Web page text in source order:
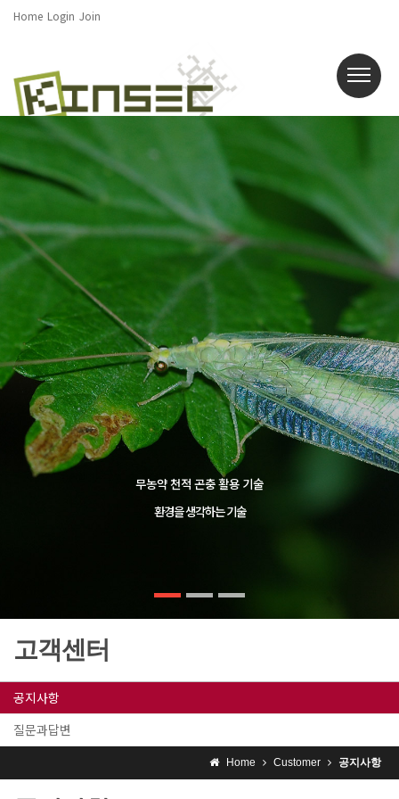
Home Login Join
무농약 천적 곤충 활용 기술
환경을 생각하는 기술
고객센터
공지사항
질문과답변
Home Customer 공지사항